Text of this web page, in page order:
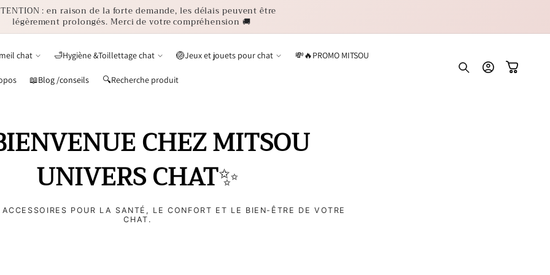
: en raison de la forte demande, les délais peuvent être
légèrement prolongés. Merci de votre compréhension 🚚
chat 🛁Hygiène &Toillettage chat 🏐Jeux et jouets pour chat 💸🔥PROMO MITSOU
📖Blog /conseils 🔍Recherche produit
Connexion Panier
CHEZ MITSOU
UNIVERS CHAT✨
POUR LA SANTÉ, LE CONFORT ET LE BIEN-ÊTRE DE VOTRE
CHAT.